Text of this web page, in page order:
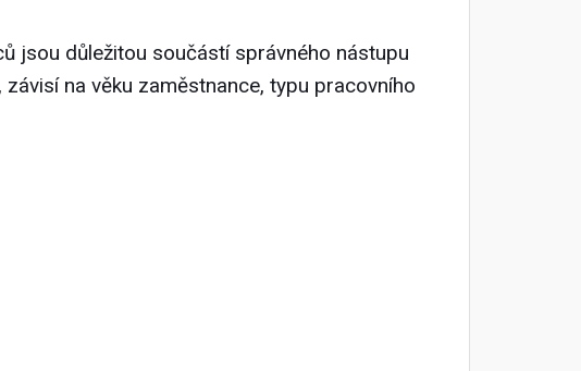
jsou důležitou součástí správného nástupu
na věku zaměstnance, typu pracovního